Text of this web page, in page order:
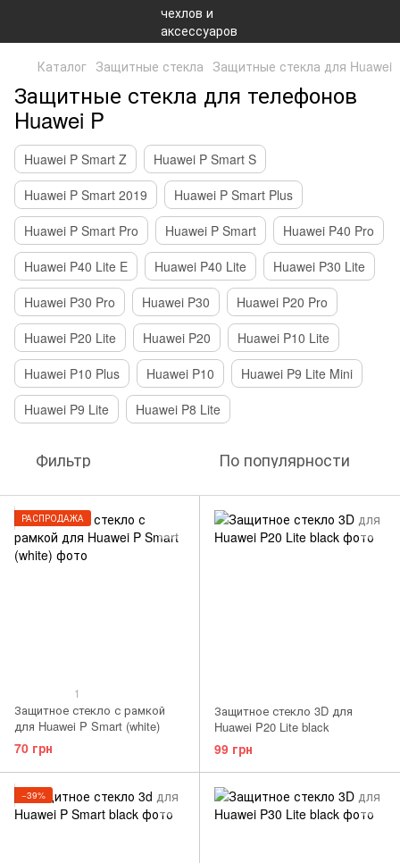
Каталог Защитные стекла Защитные стекла для Huawei
Защитные стекла для телефонов
Huawei P
Huawei P Smart Z
Huawei P Smart S
Huawei P Smart 2019
Huawei P Smart Plus
Huawei P Smart Pro
Huawei P Smart
Huawei P40 Pro
Huawei P40 Lite E
Huawei P40 Lite
Huawei P30 Lite
Huawei P30 Pro
Huawei P30
Huawei P20 Pro
Huawei P20 Lite
Huawei P20
Huawei P10 Lite
Huawei P10 Plus
Huawei P10
Huawei P9 Lite Mini
Huawei P9 Lite
Huawei P8 Lite
Фильтр По популярности
РАСПРОДАЖА
1
Защитное стекло с рамкой
для Huawei P Smart (white)
70 грн
Защитное стекло 3D для
Huawei P20 Lite black
99 грн
−39%